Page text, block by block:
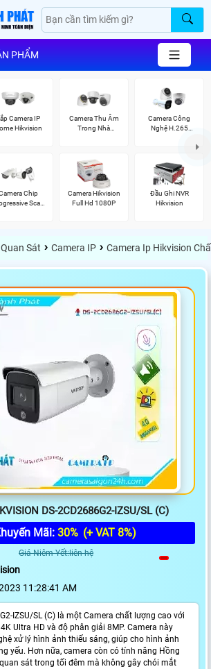
PHẨM
Camera IP
Hikvision
Camera Thu Âm
Trong Nhà
Camera Công
Nghệ H.265
Chip
Scan
Camera Hikvision
Full Hd 1080P
Đầu Ghi NVR
Hikvision
Sát › Camera IP › Camera Ip Hikvision
DS-2CD2686G2-IZSU/SL (C)
Mãi: 30% (+ VAT 8%)
Giá Niêm Yết:liên hệ
11:28:41 AM
IZSU/SL (C) là một Camera chất lượng cao với
Ultra HD và độ phân giải 8MP. Camera này
xử lý hình ảnh thiếu sáng, giúp cho hình ảnh
yếu. Hơn nữa, camera còn có tính năng Hồng
sát trong tối đêm mà không gây chói mắt